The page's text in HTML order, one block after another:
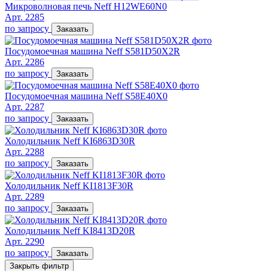
Микроволновая печь Neff H12WE60N0
Арт. 2285
по запросу
Заказать
Посудомоечная машина Neff S581D50X2R
Арт. 2286
по запросу
Заказать
Посудомоечная машина Neff S58E40X0
Арт. 2287
по запросу
Заказать
Холодильник Neff KI6863D30R
Арт. 2288
по запросу
Заказать
Холодильник Neff KI1813F30R
Арт. 2289
по запросу
Заказать
Холодильник Neff KI8413D20R
Арт. 2290
по запросу
Заказать
Закрыть фильтр